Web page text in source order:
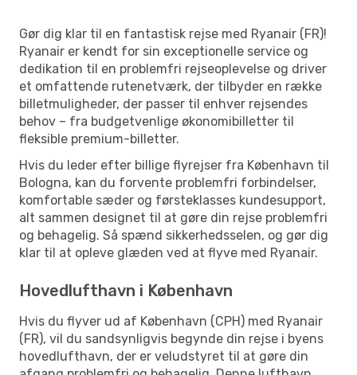
Gør dig klar til en fantastisk rejse med Ryanair (FR)!
Ryanair er kendt for sin exceptionelle service og
dedikation til en problemfri rejseoplevelse og driver
et omfattende rutenetværk, der tilbyder en række
billetmuligheder, der passer til enhver rejsendes
behov – fra budgetvenlige økonomibilletter til
fleksible premium-billetter.
Hvis du leder efter billige flyrejser fra København til
Bologna, kan du forvente problemfri forbindelser,
komfortable sæder og førsteklasses kundesupport,
alt sammen designet til at gøre din rejse problemfri
og behagelig. Så spænd sikkerhedsselen, og gør dig
klar til at opleve glæden ved at flyve med Ryanair.
Hovedlufthavn i København
Hvis du flyver ud af København (CPH) med Ryanair
(FR), vil du sandsynligvis begynde din rejse i byens
hovedlufthavn, der er veludstyret til at gøre din